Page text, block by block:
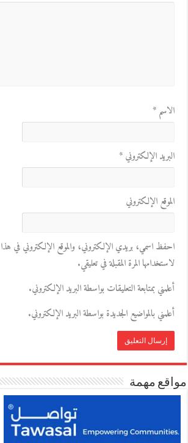
الاسم*
البريد الإلكتروني*
الموقع الإلكتروني
احفظ اسمي، بريدي الإلكتروني، والموقع الإلكتروني في
لاستخدامها المرة المقبلة في تعليقي.
أعلمني بمتابعة التعليقات بواسطة البريد الإلكتروني.
أعلمني بالمواضيع الجديدة بواسطة البريد الإلكتروني.
مواقع مهمة